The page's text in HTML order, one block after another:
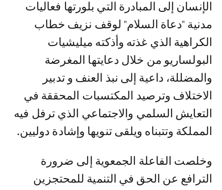
الإنسان إلى المبادرة التي بلورتها فعاليات
مدنية "دعاة السلام" لوقف نزيف خطاب
الكراهية الذي غذته وأذكته ميليشيات
البولساريو من خلال دعايتها المغرضة
والمضللة، داعية إلى نبذ العنف و تدبير
الاختلاف وترصيد المكتسبات المحققة في
التعايش السلمي والاجتماعي الذي ترفل فيه
المملكة وتتبناه ويلقى تنويها وإشادة دوليين.
وخلصت الفاعلة الجمعوية إلى ضرورة
الترافع عن الحق في التنمية للمحتجزين